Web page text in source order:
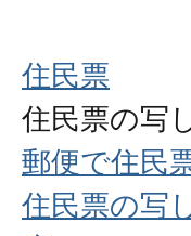
住民票
住民票の写
郵便で住民
住民票の写